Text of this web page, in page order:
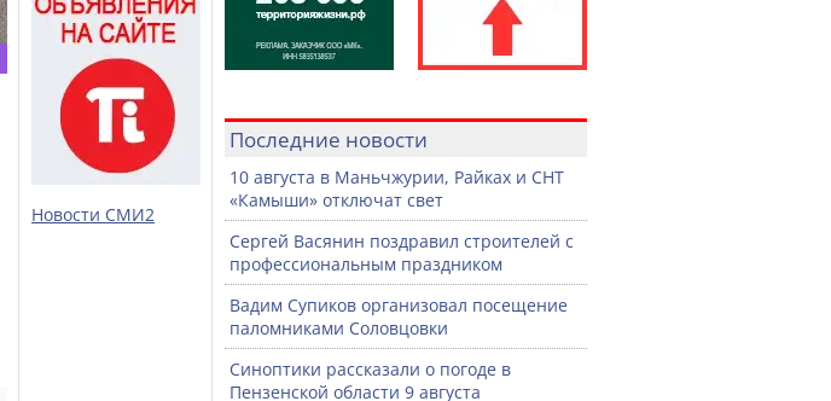
Новости СМИ2
Последние новости
10 августа в Маньчжурии, Райках и СНТ
«Камыши» отключат свет
Сергей Васянин поздравил строителей с
профессиональным праздником
Вадим Супиков организовал посещение
паломниками Соловцовки
Синоптики рассказали о погоде в
Пензенской области 9 августа